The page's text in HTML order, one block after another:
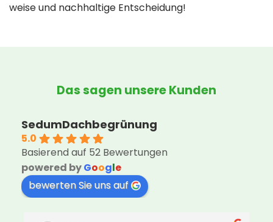
weise und nachhaltige Entscheidung!
Das sagen unsere Kunden
SedumDachbegrünung
5.0
Basierend auf 52 Bewertungen
powered byGoogle
bewerten Sie uns auf